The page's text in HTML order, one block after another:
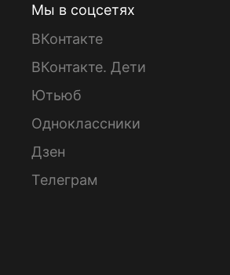
Мы в соцсетях
ВКонтакте
ВКонтакте. Дети
Ютьюб
Одноклассники
Дзен
Телеграм